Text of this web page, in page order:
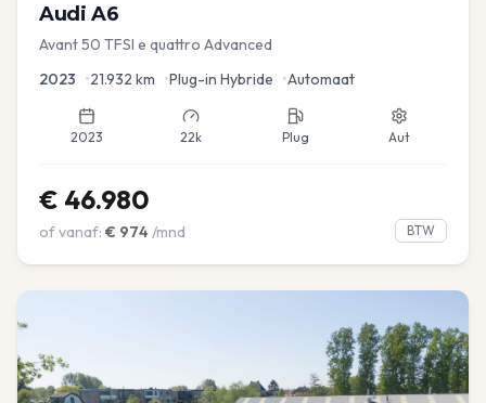
Audi A6
Avant 50 TFSI e quattro Advanced
2023 •21.932 km •Plug-in Hybride •Automaat
2023 22k Plug Aut
€ 46.980
of vanaf: € 974 /mnd BTW